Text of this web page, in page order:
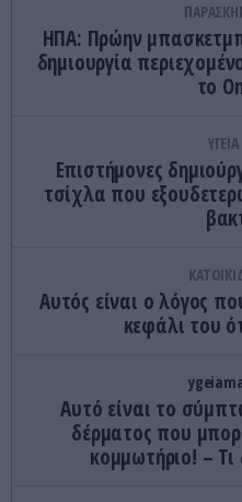
ΗΠΑ: Πρώην
δημιουργία
το
ΥΓΕΙΑ
Επιστήμονες
τσίχλα που
Αυτός είναι ο λόγος
κεφάλι του
Αυτό είναι το
δέρματος που
κομμωτήριο! – Τι